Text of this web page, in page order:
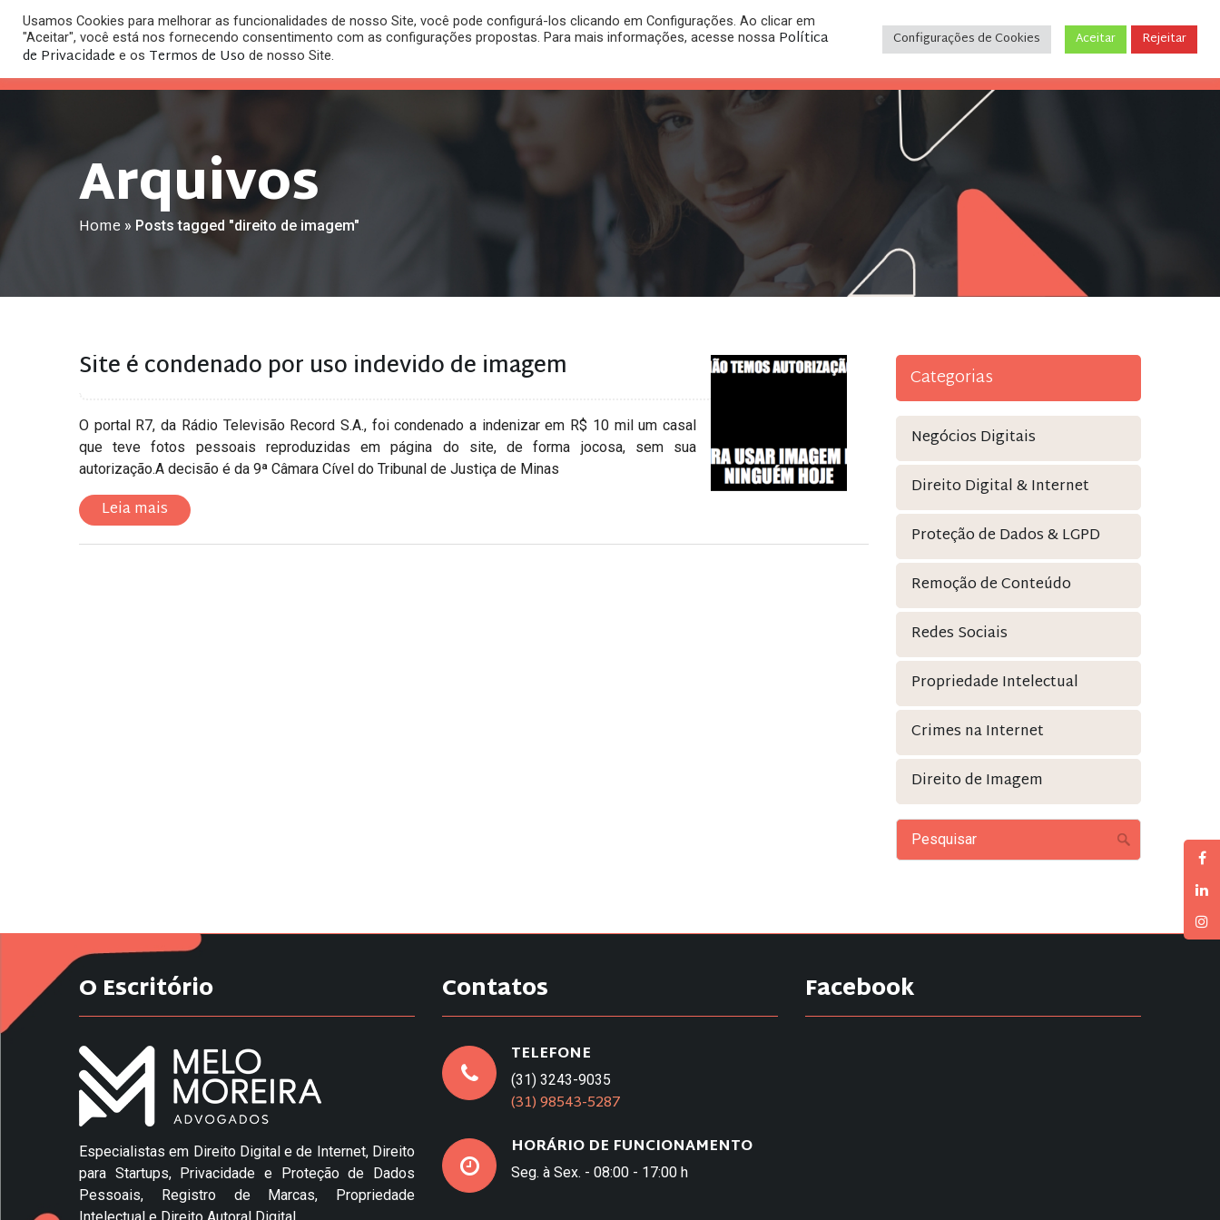
HOME O PLANO REGISTRO DE PUBLICAÇÕES CONTATO (31) 3243-9035
Arquivos
Home » Posts tagged "direito de imagem"
Site é condenado por uso indevido de imagem
O portal R7, da Rádio Televisão Record S.A., foi condenado a indenizar em R$ 10 mil um casal
que teve fotos pessoais reproduzidas em página do site, de forma jocosa, sem sua
autorização.A decisão é da 9ª Câmara Cível do Tribunal de Justiça de Minas
Leia mais
Categorias
Negócios Digitais
Direito Digital & Internet
Proteção de Dados & LGPD
Remoção de Conteúdo
Redes Sociais
Propriedade Intelectual
Crimes na Internet
Direito de Imagem
O Escritório
Especialistas em Direito Digital e de Internet, Direito
para Startups, Privacidade e Proteção de Dados
Pessoais, Registro de Marcas, Propriedade
Contatos
TELEFONE
(31) 3243-9035
(31) 98543-5287
HORÁRIO DE FUNCIONAMENTO
Seg. à Sex. - 08:00 - 17:00 h
Facebook
Usamos Cookies para melhorar as funcionalidades de nosso Site, você pode configurá-los clicando em Configurações. Ao clicar em
"Aceitar", você está nos fornecendo consentimento com as configurações propostas. Para mais informações, acesse nossa Política
de Privacidade e os Termos de Uso de nosso Site.
Configurações de Cookies Aceitar Rejeitar